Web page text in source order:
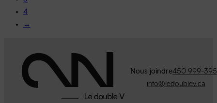
4
→
Nous joindre450 999-
info@ledoublev.ca